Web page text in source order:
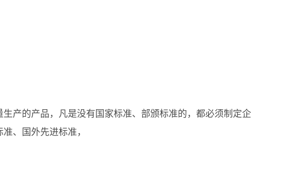
的产品，凡是没有国家标准、部颁标准的，都必须制定企
、国外先进标准，